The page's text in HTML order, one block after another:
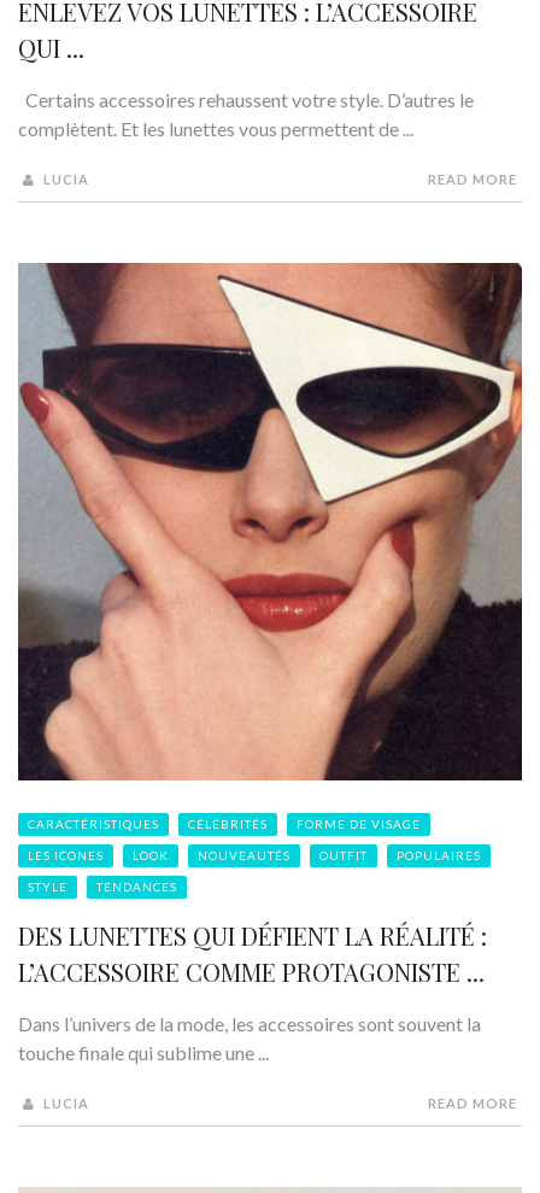
ENLEVEZ VOS LUNETTES : L’ACCESSOIRE
QUI ...
Certains accessoires rehaussent votre style. D’autres le
complètent. Et les lunettes vous permettent de ...
LUCIA READ MORE
CARACTÉRISTIQUES CÉLÉBRITÉS FORME DE VISAGE
LES ICONES LOOK NOUVEAUTÉS OUTFIT POPULAIRES
STYLE TENDANCES
DES LUNETTES QUI DÉFIENT LA RÉALITÉ :
L’ACCESSOIRE COMME PROTAGONISTE ...
Dans l’univers de la mode, les accessoires sont souvent la
touche finale qui sublime une ...
LUCIA READ MORE